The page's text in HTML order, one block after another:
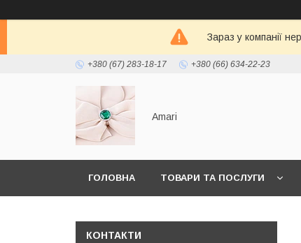
Зараз у компанії
+380 (67) 283-18-17 +380 (66) 634-22-23
Amari
ГОЛОВНА ТОВАРИ ТА ПОСЛУГИ
КОНТАКТИ